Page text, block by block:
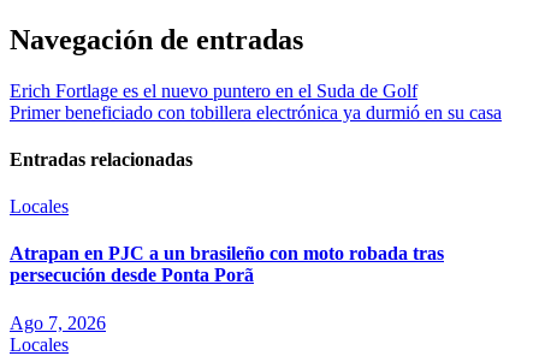
Navegación de entradas
Erich Fortlage es el nuevo puntero en el Suda de Golf
Primer beneficiado con tobillera electrónica ya durmió en su casa
Entradas relacionadas
Locales
Atrapan en PJC a un brasileño con moto robada tras
persecución desde Ponta Porã
Ago 7, 2026
Locales